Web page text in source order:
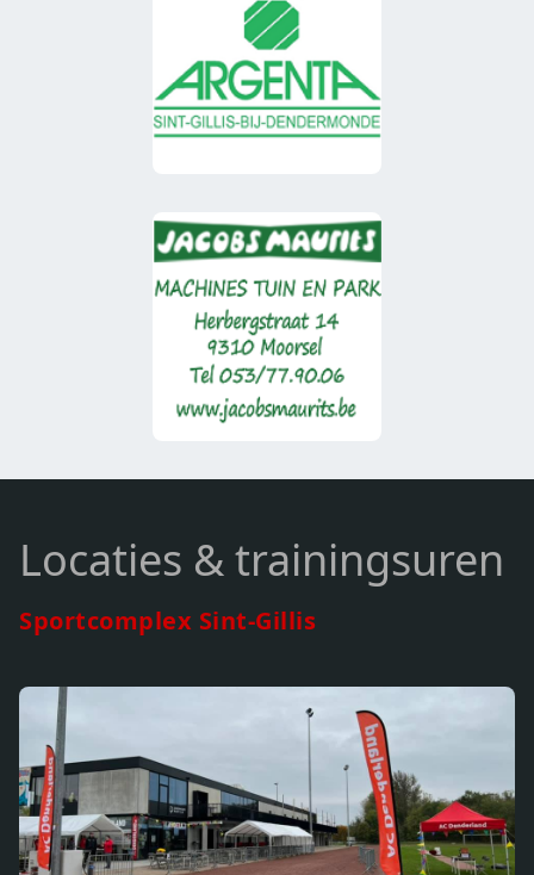
Locaties & trainingsuren
Sportcomplex Sint-Gillis